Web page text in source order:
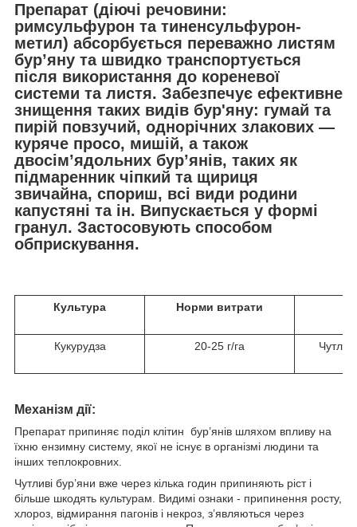
Препарат (діючі речовини:
римсульфурон та тиненсульфурон-
метил) абсорбується переважно листям
бур’яну та швидко транспортується
після використання до кореневої
системи та листя. Забезпечує ефективне
знищення таких видів бур'яну: гумай та
пирій повзучий, однорічних злакових —
куряче просо, мишій, а також
двосім’ядольних бур’янів, таких як
підмаренник чіпкий та щириця
звичайна, спориш, всі види родини
капустяні та ін. Випускається у формі
гранул. Застосовують способом
обприскування.
Культура Норми витрати
Кукурудза 20-25 г/га
Механізм дії:
Препарат припиняє поділ клітин бур’янів шляхом впливу на
їхню ензимну систему, якої не існує в організмі людини та
інших теплокровних.
Чутливі бур’яни вже через кілька годин припиняють ріст і
більше шкодять культурам. Видимі ознаки - припинення росту,
хлороз, відмирання пагонів і некроз, з’являються через